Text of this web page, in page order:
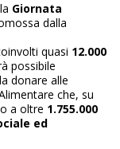
Giornata
dalla
quasi 12.000
possibile
donare alle
che, su
a oltre 1.755.000
ed